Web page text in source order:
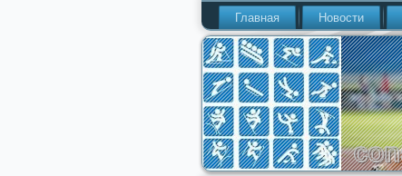
Главная Новости